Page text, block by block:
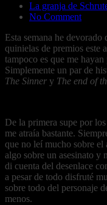
La granja de
No Comment
Esta semana he
quinielas de premios este
tampoco es que me
Simplemente un par de
The Sinner y The end of
De la primera supe por
me atraía bastante.
que no leí mucho sobre el
algo sobre un asesinato y
di cuenta del desenlace
a pesar de todo disfruté
sobre todo del personaje
menos.